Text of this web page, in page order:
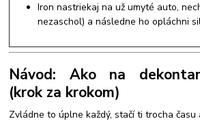
Iron nastriekaj na už umyté auto,
nezaschol) a následne ho opláchni
Návod: Ako na
(krok za krokom)
Zvládne to úplne každý, stačí ti trocha času